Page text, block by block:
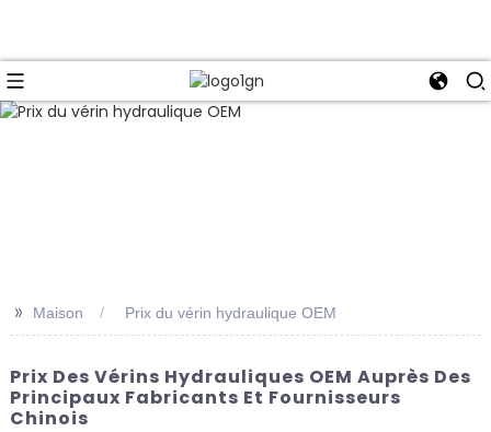
>> Maison Prix ​​du vérin hydraulique OEM
Prix ​​des Vérins Hydrauliques OEM Auprès Des
Principaux Fabricants Et Fournisseurs
Chinois